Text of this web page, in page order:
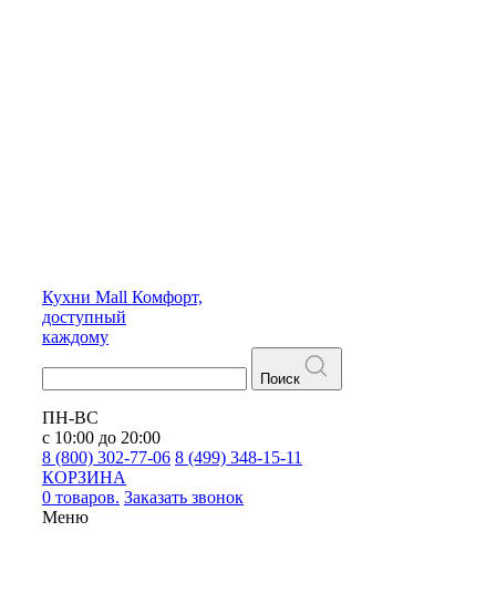
Кухни Mall Комфорт,
доступный
каждому
Поиск
ПН-ВС
с 10:00 до 20:00
8 (800) 302-77-06 8 (499) 348-15-11
КОРЗИНА
0 товаров. Заказать звонок
Меню